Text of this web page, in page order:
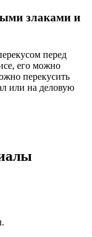
злаками и
перед
его можно
перекусить
или на деловую